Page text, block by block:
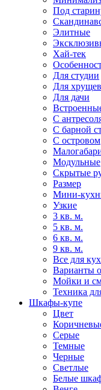
Под
Элитные
Хай-тек
Для студии
Для
Для дачи
С
С барной
С островом
Модульные
Скрытые
Размер
Мини-
Узкие
3 кв. м.
5 кв. м.
6 кв. м.
9 кв. м.
Все для
Варианты
Мойки и
Техника
Шкафы-купе
Цвет
Серые
Темные
Черные
Светлые
Белые